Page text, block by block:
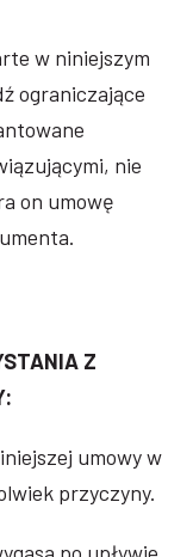
w niniejszym
ograniczające
nie
on umowę
Z
umowy w
przyczyny.